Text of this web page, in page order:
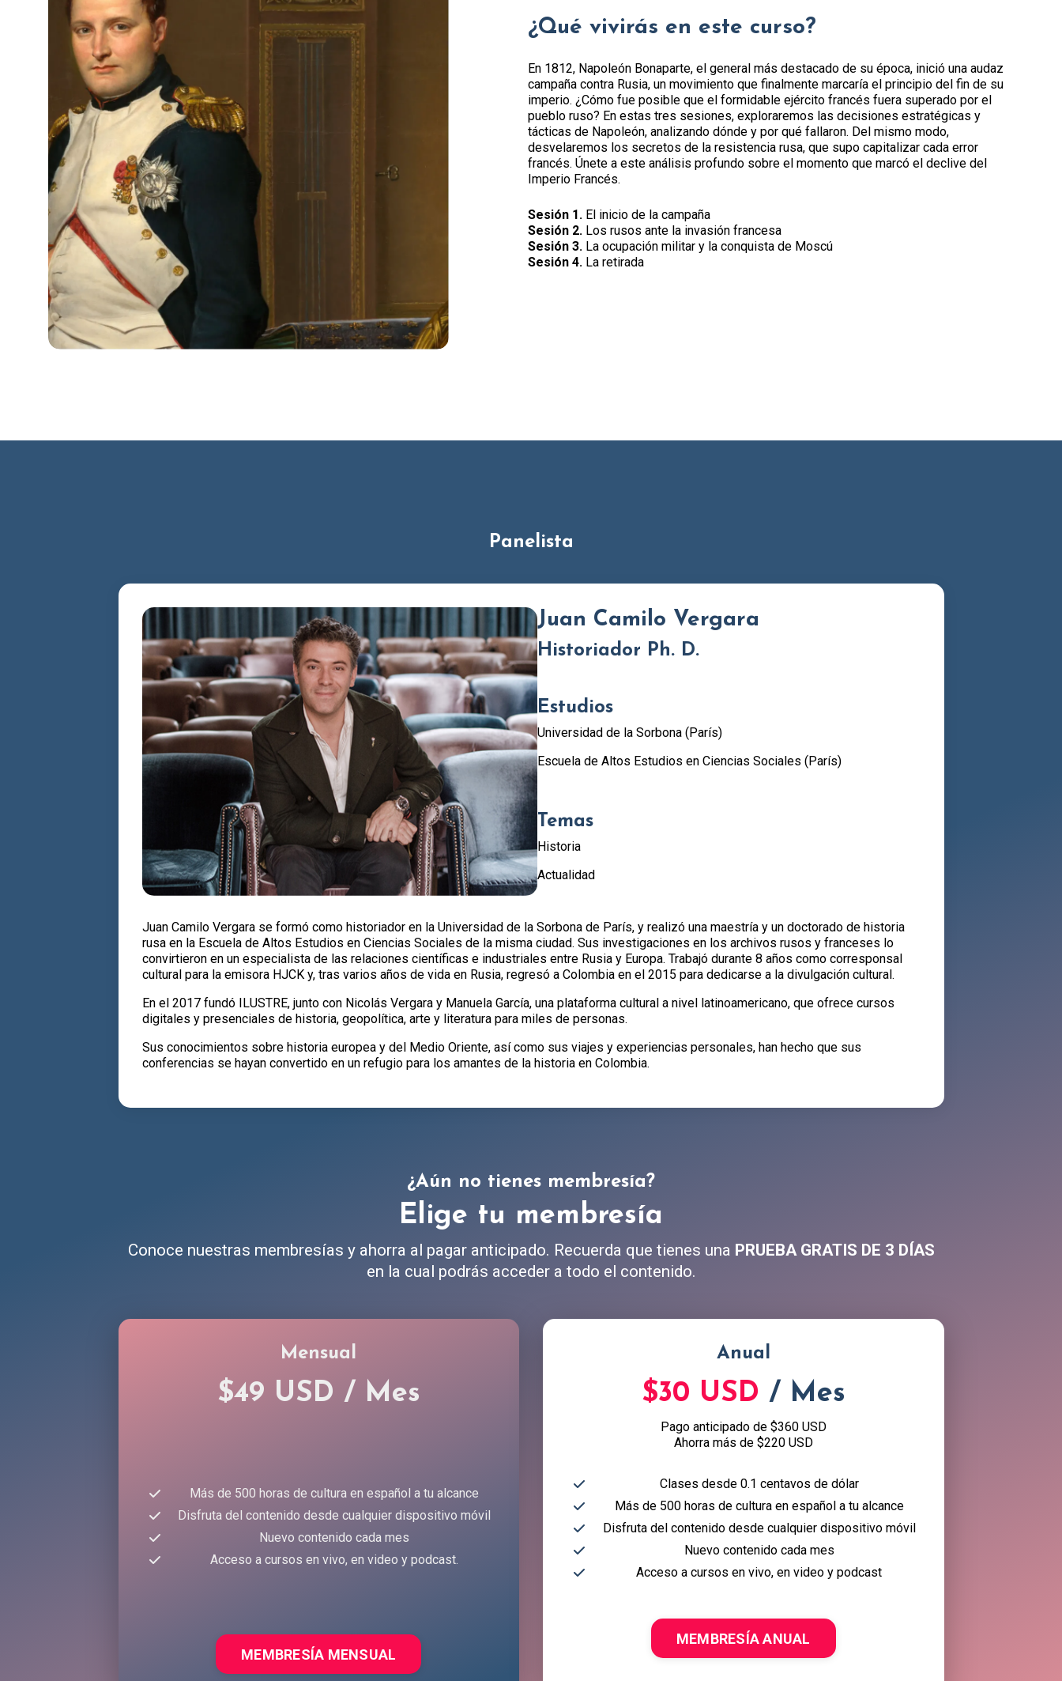
¿Qué vivirás en este curso?
En 1812, Napoleón Bonaparte, el general más destacado de su época, inició una audaz
campaña contra Rusia, un movimiento que finalmente marcaría el principio del fin de su
imperio. ¿Cómo fue posible que el formidable ejército francés fuera superado por el
pueblo ruso? En estas tres sesiones, exploraremos las decisiones estratégicas y
tácticas de Napoleón, analizando dónde y por qué fallaron. Del mismo modo,
desvelaremos los secretos de la resistencia rusa, que supo capitalizar cada error
francés. Únete a este análisis profundo sobre el momento que marcó el declive del
Imperio Francés.
Sesión 1. El inicio de la campaña
Sesión 2. Los rusos ante la invasión francesa
Sesión 3. La ocupación militar y la conquista de Moscú
Sesión 4. La retirada
Panelista
Juan Camilo Vergara
Historiador Ph. D.
Estudios
Universidad de la Sorbona (París)
Escuela de Altos Estudios en Ciencias Sociales (París)
Temas
Historia
Actualidad
Juan Camilo Vergara se formó como historiador en la Universidad de la Sorbona de París, y realizó una maestría y un doctorado de historia
rusa en la Escuela de Altos Estudios en Ciencias Sociales de la misma ciudad. Sus investigaciones en los archivos rusos y franceses lo
convirtieron en un especialista de las relaciones científicas e industriales entre Rusia y Europa. Trabajó durante 8 años como corresponsal
cultural para la emisora HJCK y, tras varios años de vida en Rusia, regresó a Colombia en el 2015 para dedicarse a la divulgación cultural.
En el 2017 fundó ILUSTRE, junto con Nicolás Vergara y Manuela García, una plataforma cultural a nivel latinoamericano, que ofrece cursos
digitales y presenciales de historia, geopolítica, arte y literatura para miles de personas.
Sus conocimientos sobre historia europea y del Medio Oriente, así como sus viajes y experiencias personales, han hecho que sus
conferencias se hayan convertido en un refugio para los amantes de la historia en Colombia.
¿Aún no tienes membresía?
Elige tu membresía
Conoce nuestras membresías y ahorra al pagar anticipado. Recuerda que tienes una PRUEBA GRATIS DE 3 DÍAS
en la cual podrás acceder a todo el contenido.
Mensual
$49 USD / Mes
Más de 500 horas de cultura en español a tu alcance
Disfruta del contenido desde cualquier dispositivo móvil
Nuevo contenido cada mes
Acceso a cursos en vivo, en video y podcast.
MEMBRESÍA MENSUAL
Anual
$30 USD / Mes
Pago anticipado de $360 USD
Ahorra más de $220 USD
Clases desde 0.1 centavos de dólar
Más de 500 horas de cultura en español a tu alcance
Disfruta del contenido desde cualquier dispositivo móvil
Nuevo contenido cada mes
Acceso a cursos en vivo, en video y podcast
MEMBRESÍA ANUAL